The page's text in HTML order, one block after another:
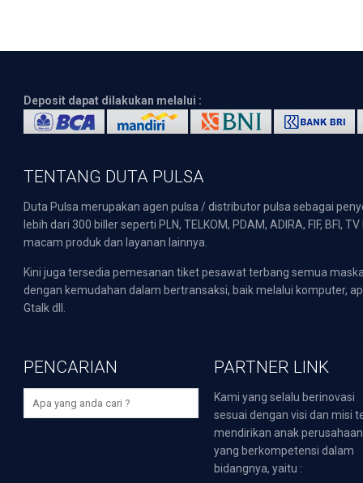
Deposit dapat dilakukan melalui :
TENTANG DUTA PULSA
Duta Pulsa merupakan agen pulsa / distributor pulsa sebagai
lebih dari 300 biller seperti PLN, TELKOM, PDAM, ADIRA, FIF,
macam produk dan layanan lainnya.
Kini juga tersedia pemesanan tiket pesawat terbang semua
dengan kemudahan dalam bertransaksi, baik melalui komputer,
Gtalk dll.
PENCARIAN PARTNER LINK
Kami yang selalu berinovasi
sesuai dengan visi dan misi
mendirikan anak perusahaan
yang berkompetensi dalam
bidangnya, yaitu :